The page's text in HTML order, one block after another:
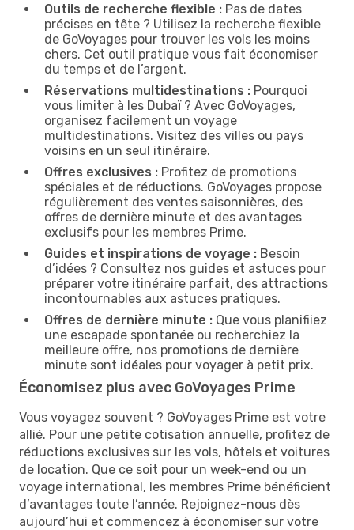
Outils de recherche flexible : Pas de dates
précises en tête ? Utilisez la recherche flexible
de GoVoyages pour trouver les vols les moins
chers. Cet outil pratique vous fait économiser
du temps et de l’argent.
Réservations multidestinations : Pourquoi
vous limiter à les Dubaï ? Avec GoVoyages,
organisez facilement un voyage
multidestinations. Visitez des villes ou pays
voisins en un seul itinéraire.
Offres exclusives : Profitez de promotions
spéciales et de réductions. GoVoyages propose
régulièrement des ventes saisonnières, des
offres de dernière minute et des avantages
exclusifs pour les membres Prime.
Guides et inspirations de voyage : Besoin
d’idées ? Consultez nos guides et astuces pour
préparer votre itinéraire parfait, des attractions
incontournables aux astuces pratiques.
Offres de dernière minute : Que vous planifiiez
une escapade spontanée ou recherchiez la
meilleure offre, nos promotions de dernière
minute sont idéales pour voyager à petit prix.
Économisez plus avec GoVoyages Prime
Vous voyagez souvent ? GoVoyages Prime est votre
allié. Pour une petite cotisation annuelle, profitez de
réductions exclusives sur les vols, hôtels et voitures
de location. Que ce soit pour un week-end ou un
voyage international, les membres Prime bénéficient
d’avantages toute l’année. Rejoignez-nous dès
aujourd’hui et commencez à économiser sur votre